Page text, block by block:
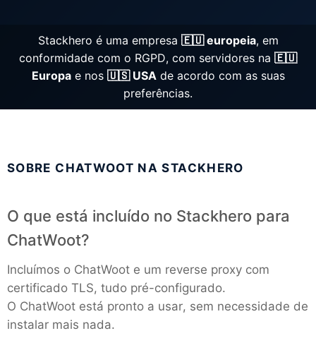
ChatWoot
ClickHouse
Docker
Elasticsearch
GitLab
Stackhero é uma empresa 🇪🇺 europeia, em
conformidade com o RGPD, com servidores na 🇪🇺
Europae nos 🇺🇸 USAde acordo com as suas
preferências.
SOBRE CHATWOOT NA STACKHERO
O que está incluído no Stackhero para
ChatWoot?
Incluímos o ChatWoot e um reverse proxy com
certificado TLS, tudo pré-configurado.
O ChatWoot está pronto a usar, sem necessidade de
instalar mais nada.